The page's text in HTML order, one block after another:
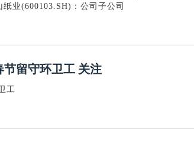
业(600103.SH)：公司子公司
节留守环卫工 关注
工